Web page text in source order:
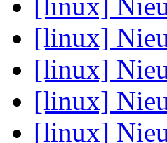
[linux]
[linux]
[linux]
[linux]
[linux]